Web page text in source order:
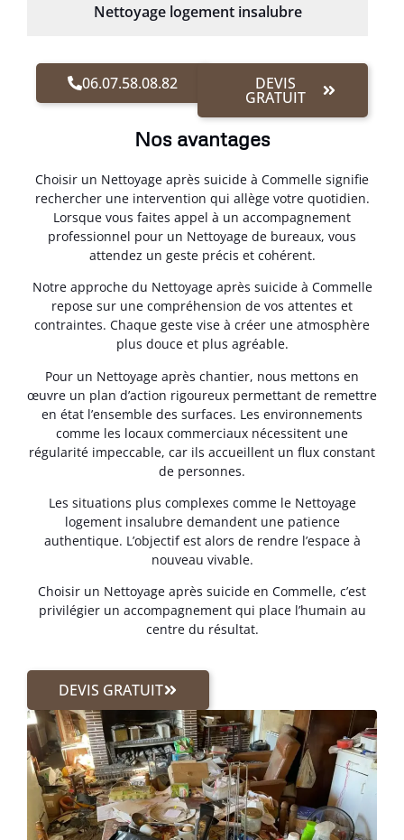
Nettoyage logement insalubre
06.07.58.08.82 DEVIS
GRATUIT
Nos avantages
Choisir un Nettoyage après suicide à Commelle signifie
rechercher une intervention qui allège votre quotidien.
Lorsque vous faites appel à un accompagnement
professionnel pour un Nettoyage de bureaux, vous
attendez un geste précis et cohérent.
Notre approche du Nettoyage après suicide à Commelle
repose sur une compréhension de vos attentes et
contraintes. Chaque geste vise à créer une atmosphère
plus douce et plus agréable.
Pour un Nettoyage après chantier, nous mettons en
œuvre un plan d’action rigoureux permettant de remettre
en état l’ensemble des surfaces. Les environnements
comme les locaux commerciaux nécessitent une
régularité impeccable, car ils accueillent un flux constant
de personnes.
Les situations plus complexes comme le Nettoyage
logement insalubre demandent une patience
authentique. L’objectif est alors de rendre l’espace à
nouveau vivable.
Choisir un Nettoyage après suicide en Commelle, c’est
privilégier un accompagnement qui place l’humain au
centre du résultat.
DEVIS GRATUIT